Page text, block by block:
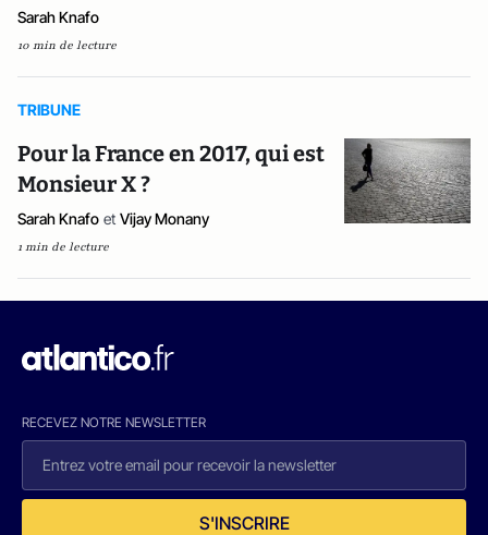
Sarah Knafo
10 min de lecture
TRIBUNE
Pour la France en 2017, qui est
Monsieur X ?
Sarah Knafo et Vijay Monany
1 min de lecture
RECEVEZ NOTRE NEWSLETTER
S'INSCRIRE